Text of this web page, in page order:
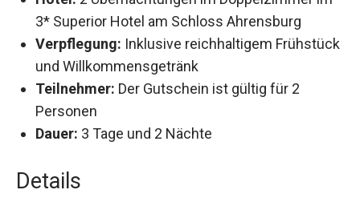
Hotel:
2 Übernachtungen im Doppelzimmer
im 3* Superior Hotel am Schloss Ahrensburg
Verpflegung:
Inklusive reichhaltigem
Frühstück und Willkommensgetränk
Teilnehmer:
Personen
Details